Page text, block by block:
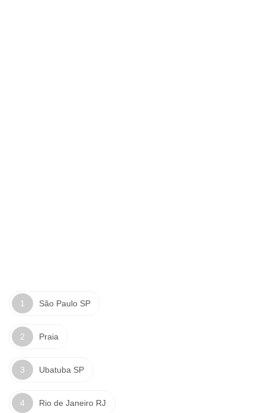
São Paulo SP
Praia
Ubatuba SP
Rio de Janeiro RJ